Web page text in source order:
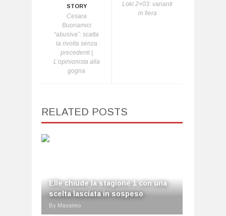
STORY
Cesara
Buonamici
“abusiva”: scatta
la rivolta senza
precedenti |
L’opinionista alla
gogna
Loki 2×03: varianti
in fiera
RELATED POSTS
Elle chiude la stagione 1 con una
scelta lasciata in sospeso
By Massimo